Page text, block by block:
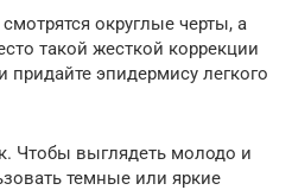
округлые черты, а
такой жесткой коррекции
придайте эпидермису легкого
Чтобы выглядеть молодо и
темные или яркие